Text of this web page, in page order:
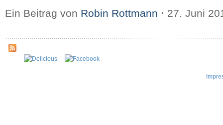
Ein Beitrag von Robin Rottmann ⋅ 27. Juni